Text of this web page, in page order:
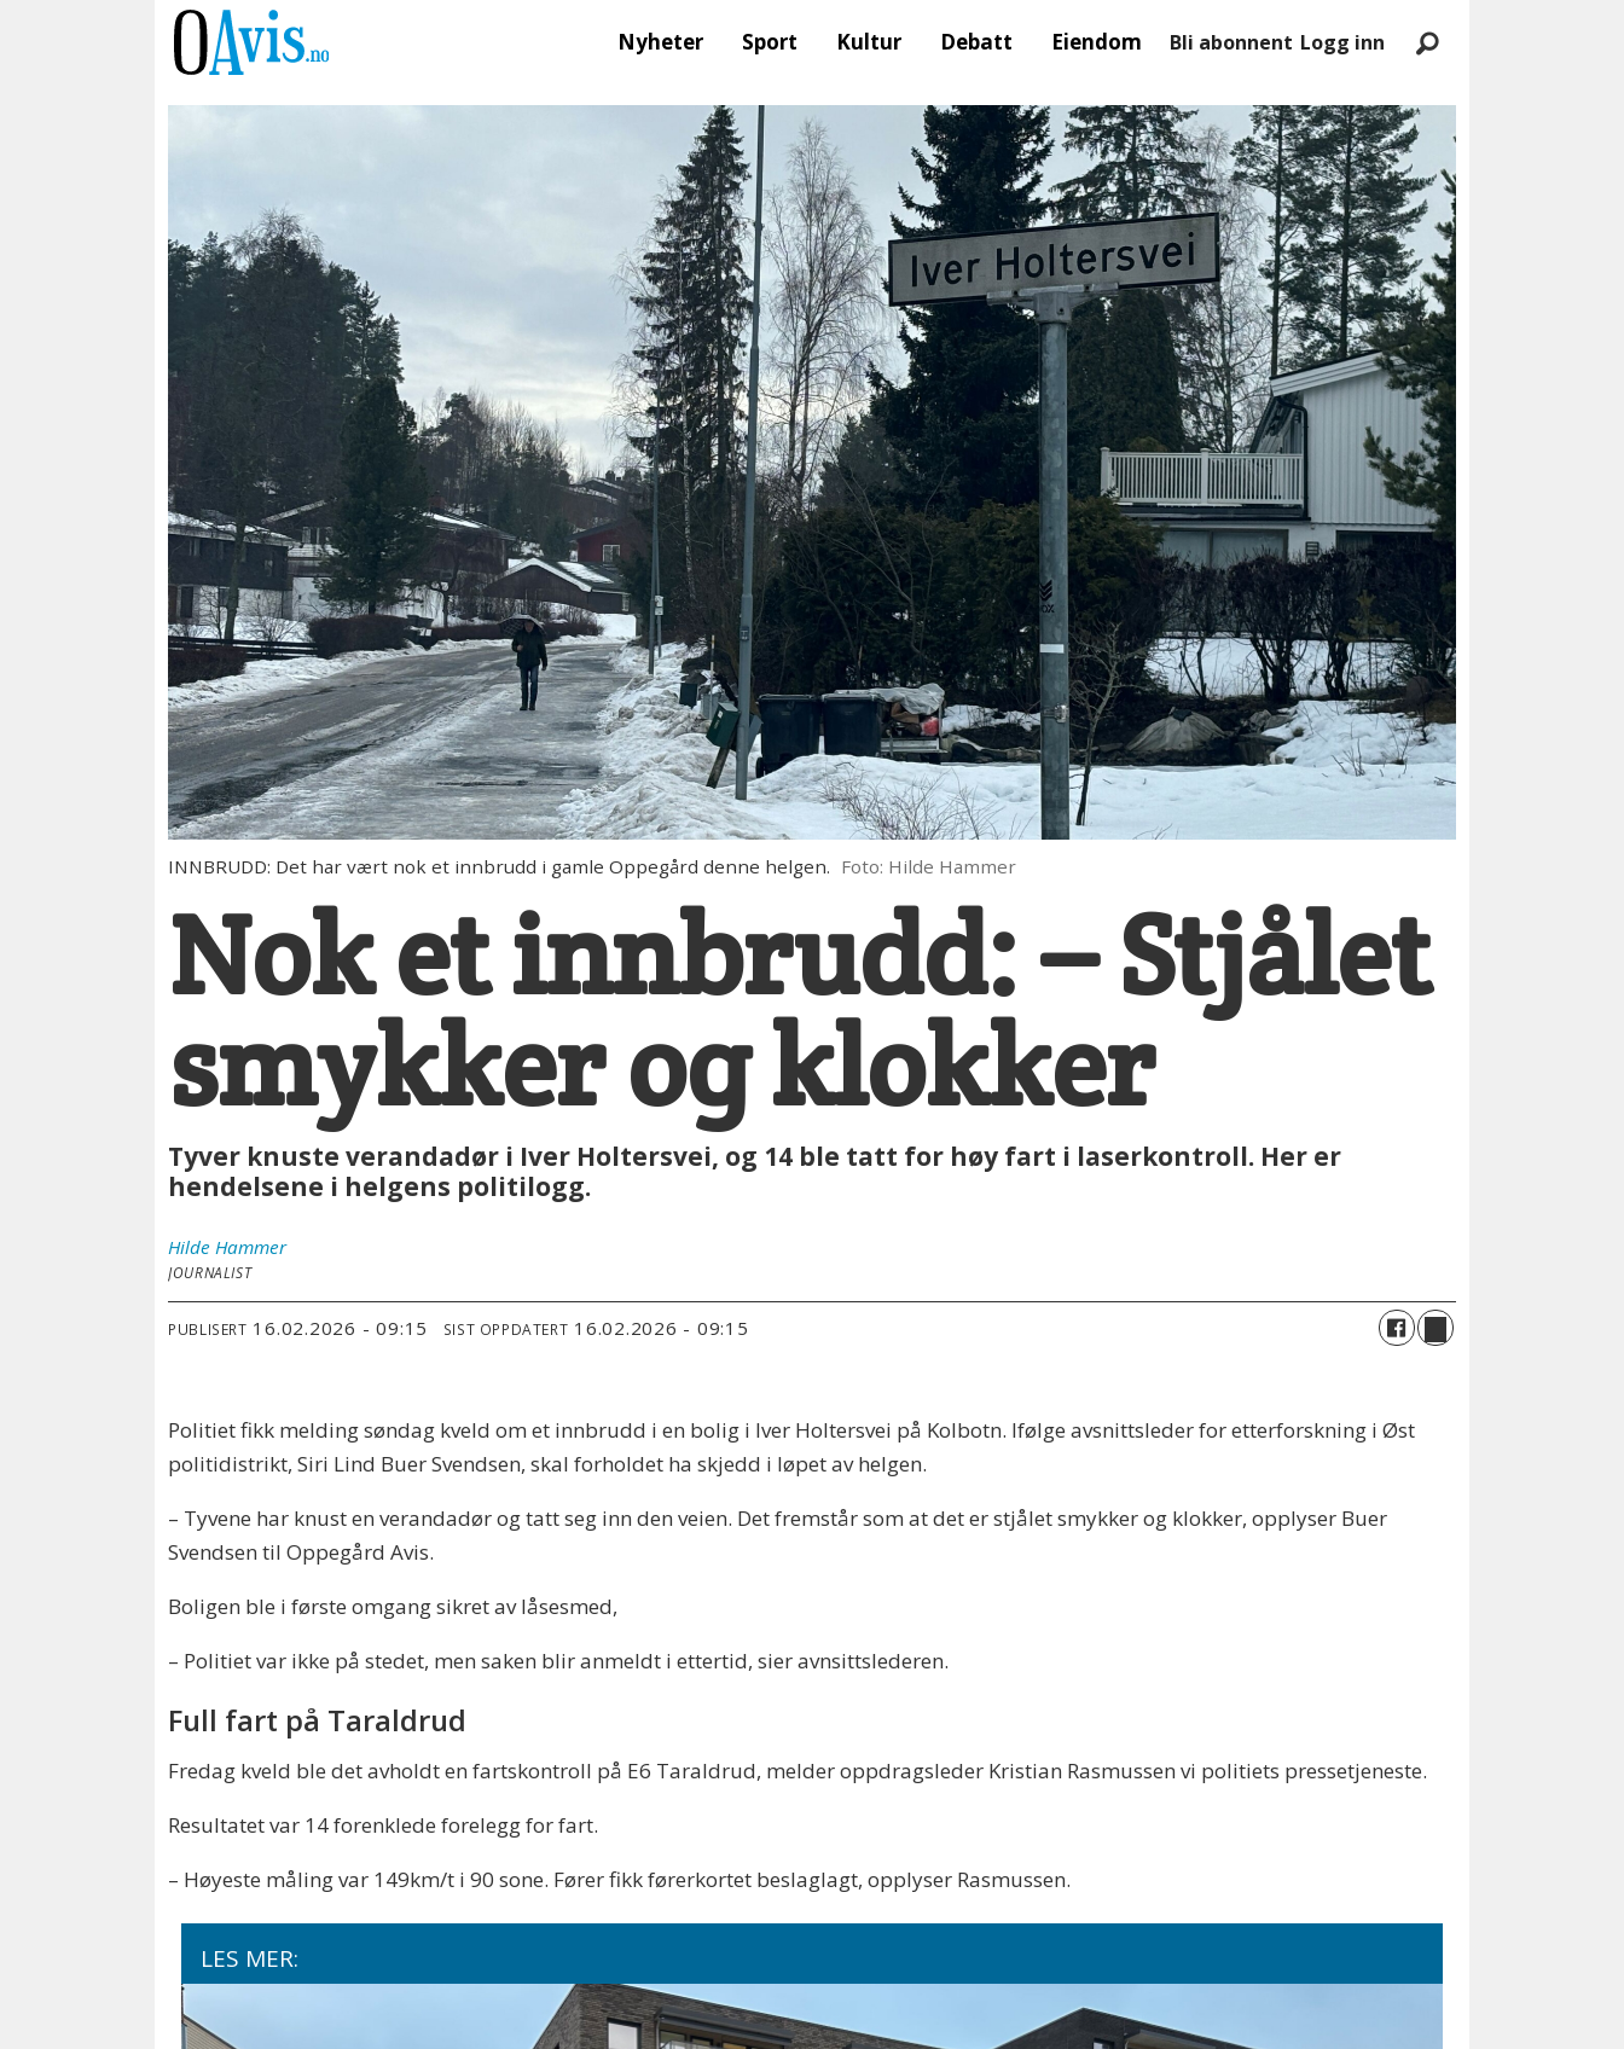
Nyheter Sport Kultur Debatt Eiendom Bli abonnent Logg inn
INNBRUDD: Det har vært nok et innbrudd i gamle Oppegård denne helgen. Foto: Hilde Hammer
Nok et innbrudd: – Stjålet
smykker og klokker
Tyver knuste verandadør i Iver Holtersvei, og 14 ble tatt for høy fart i laserkontroll. Her er
hendelsene i helgens politilogg.
Hilde Hammer
JOURNALIST
PUBLISERT 16.02.2026 - 09:15 SIST OPPDATERT 16.02.2026 - 09:15
Politiet fikk melding søndag kveld om et innbrudd i en bolig i Iver Holtersvei på Kolbotn. Ifølge avsnittsleder for etterforskning i Øst
politidistrikt, Siri Lind Buer Svendsen, skal forholdet ha skjedd i løpet av helgen.
– Tyvene har knust en verandadør og tatt seg inn den veien. Det fremstår som at det er stjålet smykker og klokker, opplyser Buer
Svendsen til Oppegård Avis.
Boligen ble i første omgang sikret av låsesmed,
– Politiet var ikke på stedet, men saken blir anmeldt i ettertid, sier avnsittslederen.
Full fart på Taraldrud
Fredag kveld ble det avholdt en fartskontroll på E6 Taraldrud, melder oppdragsleder Kristian Rasmussen vi politiets pressetjeneste.
Resultatet var 14 forenklede forelegg for fart.
– Høyeste måling var 149km/t i 90 sone. Fører fikk førerkortet beslaglagt, opplyser Rasmussen.
LES MER: